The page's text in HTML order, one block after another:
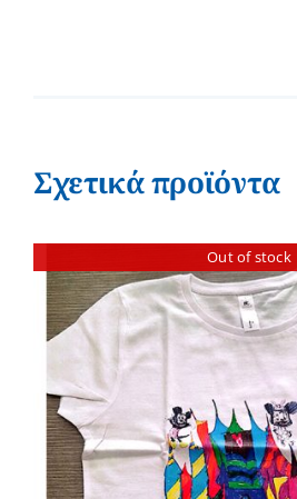
Σχετικά προϊόντα
Out of stock